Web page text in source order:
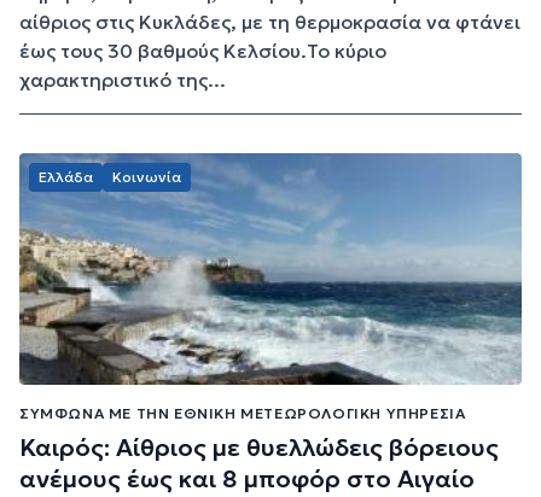
αίθριος στις Κυκλάδες, με τη θερμοκρασία να φτάνει
έως τους 30 βαθμούς Κελσίου.Το κύριο
χαρακτηριστικό της...
Ελλάδα Κοινωνία
ΣΎΜΦΩΝΑ ΜΕ ΤΗΝ ΕΘΝΙΚΉ ΜΕΤΕΩΡΟΛΟΓΙΚΉ ΥΠΗΡΕΣΊΑ
Καιρός: Αίθριος με θυελλώδεις βόρειους
ανέμους έως και 8 μποφόρ στο Αιγαίο